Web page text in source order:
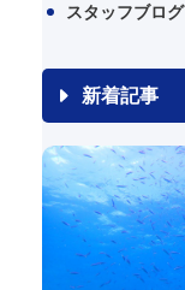
スタッフブログ
新着記事